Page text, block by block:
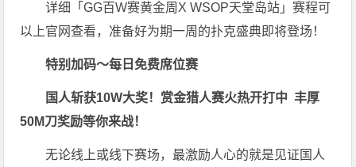
详细「GG百W赛黄金周X WSOP天堂岛站」赛程可
以上官网查看，准备好为期一周的扑克盛典即将登场！
特别加码～每日免费席位赛
国人斩获10W大奖！ 赏金猎人赛火热开打中 丰厚
50M刀奖励等你来战！
无论线上或线下赛场，最激励人心的就是见证国人